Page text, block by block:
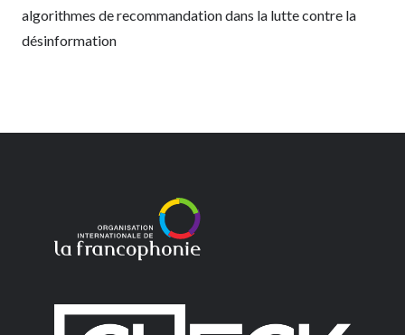
algorithmes de recommandation dans la lutte contre la
désinformation